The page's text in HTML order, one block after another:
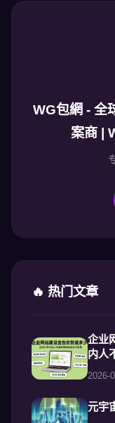
WG包網 - 全
案商 |
🔥 热门文章
企业
内人
2026-
元宇